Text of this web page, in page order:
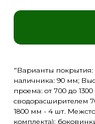
"Варианты
наличника: 90 мм;
проема: от 700 до
сводорасширителем
1800 мм - 4 шт.
комплекта):